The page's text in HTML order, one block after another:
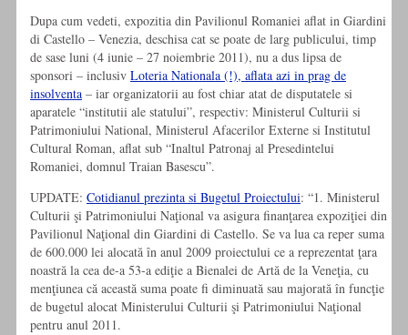
Dupa cum vedeti, expozitia din Pavilionul Romaniei aflat in Giardini
di Castello – Venezia, deschisa cat se poate de larg publicului, timp
de sase luni (4 iunie – 27 noiembrie 2011), nu a dus lipsa de
sponsori – inclusiv Loteria Nationala (!), aflata azi in prag de
insolventa – iar organizatorii au fost chiar atat de disputatele si
aparatele “institutii ale statului”, respectiv: Ministerul Culturii si
Patrimoniului National, Ministerul Afacerilor Externe si Institutul
Cultural Roman, aflat sub “Inaltul Patronaj al Presedintelui
Romaniei, domnul Traian Basescu”.
UPDATE: Cotidianul prezinta si Bugetul Proiectului: “1. Ministerul
Culturii şi Patrimoniului Naţional va asigura finanţarea expoziţiei din
Pavilionul Naţional din Giardini di Castello. Se va lua ca reper suma
de 600.000 lei alocată în anul 2009 proiectului ce a reprezentat ţara
noastră la cea de-a 53-a ediţie a Bienalei de Artă de la Veneţia, cu
menţiunea că această suma poate fi diminuată sau majorată în funcţie
de bugetul alocat Ministerului Culturii şi Patrimoniului Naţional
pentru anul 2011.